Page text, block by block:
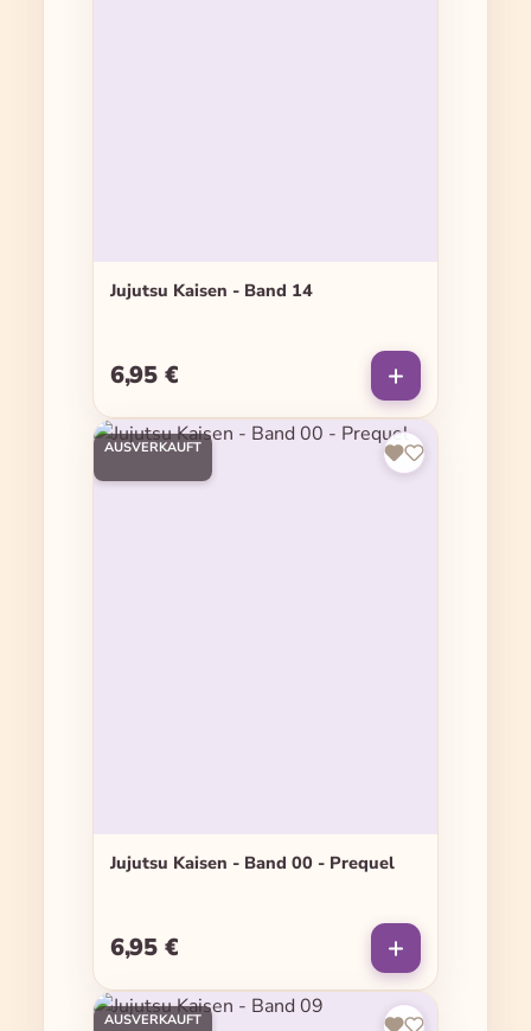
Jujutsu Kaisen - Band 14
Regulärer Preis:
6,95 €
AUSVERKAUFT
Jujutsu Kaisen - Band 00 - Prequel
Regulärer Preis:
6,95 €
AUSVERKAUFT